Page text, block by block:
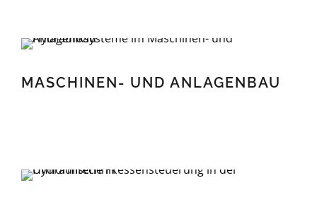
MASCHINEN- UND ANLAGENBAU
MASCHINEN- UND ANLAGENBAU
PRESSEN UND UMFORMTECHNIK